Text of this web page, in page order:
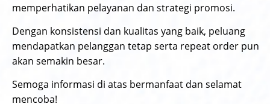
memperhatikan pelayanan dan strategi promosi.
Dengan konsistensi dan kualitas yang baik, peluang
mendapatkan pelanggan tetap serta repeat order pun
akan semakin besar.
Semoga informasi di atas bermanfaat dan selamat
mencoba!